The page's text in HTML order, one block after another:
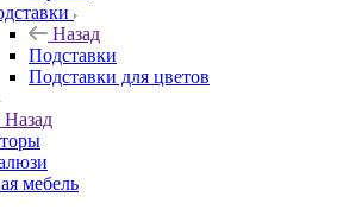
Назад
Подставки
Подставки для цветов
Назад
мебель